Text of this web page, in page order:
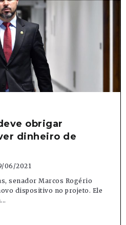
obrigar
dinheiro de
06/2021
senador Marcos Rogério
dispositivo no projeto. Ele